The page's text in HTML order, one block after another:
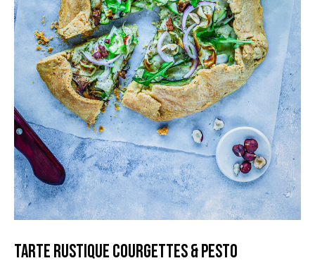
Tarte rustique Courgettes & Pesto